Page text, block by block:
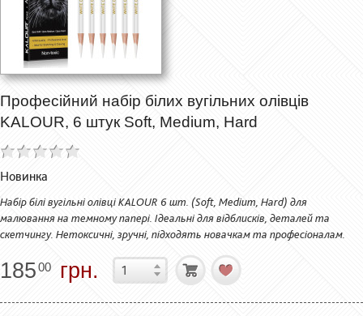
Професійний набір білих вугільних олівців
KALOUR, 6 штук Soft, Medium, Hard
Новинка
Набір білі вугільні олівці KALOUR 6 шт. (Soft, Medium, Hard) для
малювання на темному папері. Ідеальні для відблисків, деталей та
скетчингу. Нетоксичні, зручні, підходять новачкам та професіоналам.
18500 грн.